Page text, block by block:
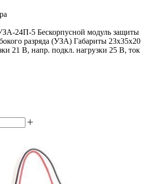
24П-5 Бескорпусной модуль защиты
разряда (УЗА) Габариты 23х35х20
21 В, напр. подкл. нагрузки 25 В, ток